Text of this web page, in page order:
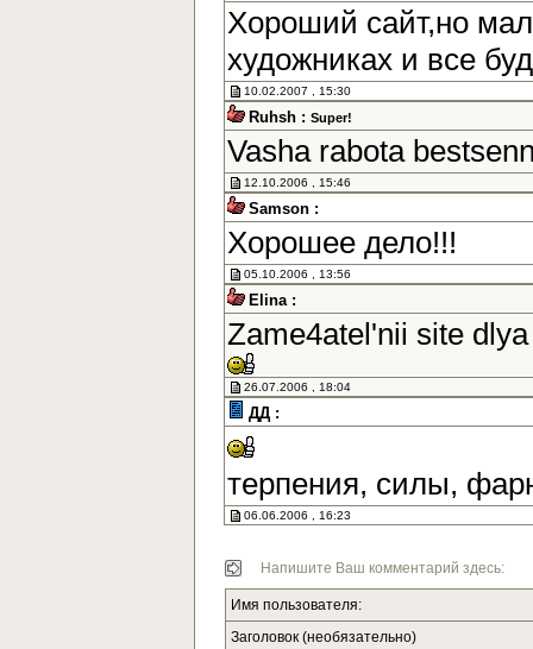
Хороший сайт,но
художниках и все
10.02.2007 , 15:30
Ruhsh : Super!
Vasha rabota
12.10.2006 , 15:46
Samson :
Хорошее дело!!!
05.10.2006 , 13:56
Elina :
Zame4atel'nii site
26.07.2006 , 18:04
ДД :
терпения, силы,
06.06.2006 , 16:23
Напишите Ваш комментарий здесь:
Имя пользователя:
Заголовок (необязательно)